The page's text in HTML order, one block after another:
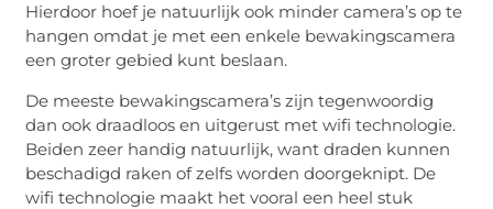
Hierdoor hoef je natuurlijk ook minder camera’s op te
hangen omdat je met een enkele bewakingscamera
een groter gebied kunt beslaan.
De meeste bewakingscamera’s zijn tegenwoordig
dan ook draadloos en uitgerust met wifi technologie.
Beiden zeer handig natuurlijk, want draden kunnen
beschadigd raken of zelfs worden doorgeknipt. De
wifi technologie maakt het vooral een heel stuk